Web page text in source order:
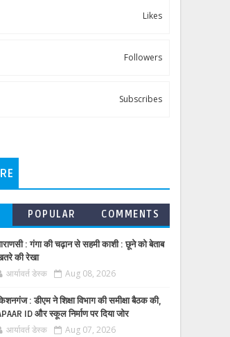
Likes
Followers
Subscribes
POPULAR COMMENTS
: गंगा की चढ़ान से सहमी काशी : छूने को बेताब
की रेखा
आर्यावर्त डेस्क Aug 08, 2026
: डीएम ने शिक्षा विभाग की समीक्षा बैठक की,
ID और स्कूल निर्माण पर दिया जोर
आर्यावर्त डेस्क Aug 07, 2026